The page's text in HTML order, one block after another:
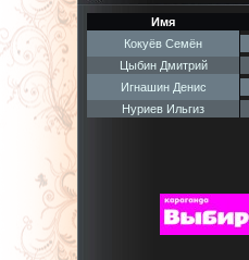
Имя
Кокуёв Семён
Цыбин Дмитрий
Игнашин Денис
Нуриев Ильгиз